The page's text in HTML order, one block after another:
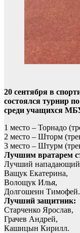
20 сентября в
состоялся турнир
среди учащихся
1 место – Торнадо
2 место – Шторм
3 место – Штурм
Лучшим вратарем
Лучший
Ващук Екатерина,
Волощук Илья,
Долгошеин Тимофей.
Лучший защитник:
Старченко Ярослав,
Грачев Андрей,
Кашицын Кирилл.